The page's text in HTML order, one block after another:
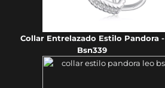
Collar Entrelazado Estilo Pandora -
Bsn339